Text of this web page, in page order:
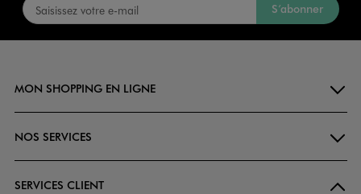
S’abonner
MON SHOPPING EN LIGNE
NOS SERVICES
SERVICES CLIENT